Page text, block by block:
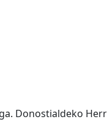
Donostialdeko